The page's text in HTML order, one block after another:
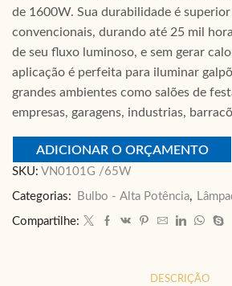
de 1600W. Sua durabilidade é superior
convencionais, durando até 25 mil
de seu fluxo luminoso, e sem gerar
aplicação é perfeita para iluminar
grandes ambientes como salões de
empresas, garagens, industrias,
ADICIONAR O ORÇAMENTO
SKU: VN0101G /65W
Categorias: Bulbo - Alta Potência,
Compartilhe:
DESCRIÇÃO